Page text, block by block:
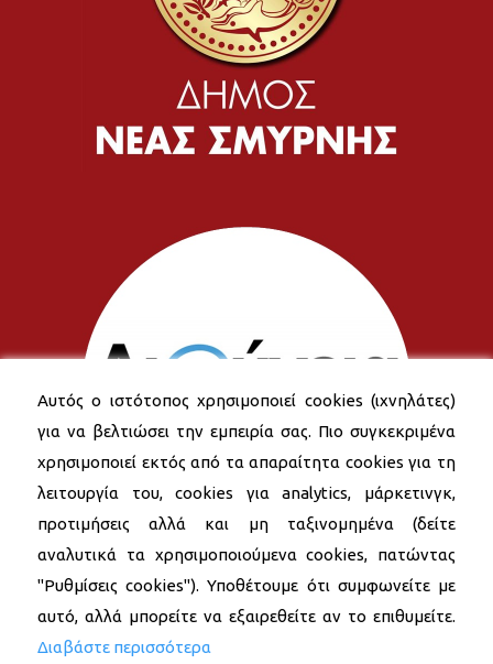
Αυτός ο ιστότοπος χρησιμοποιεί cookies (ιχνηλάτες)
για να βελτιώσει την εμπειρία σας. Πιο συγκεκριμένα
χρησιμοποιεί εκτός από τα απαραίτητα cookies για τη
λειτουργία του, cookies για analytics, μάρκετινγκ,
προτιμήσεις αλλά και μη ταξινομημένα (δείτε
αναλυτικά τα χρησιμοποιούμενα cookies, πατώντας
"Ρυθμίσεις cookies"). Υποθέτουμε ότι συμφωνείτε με
αυτό, αλλά μπορείτε να εξαιρεθείτε αν το επιθυμείτε.
Διαβάστε περισσότερα